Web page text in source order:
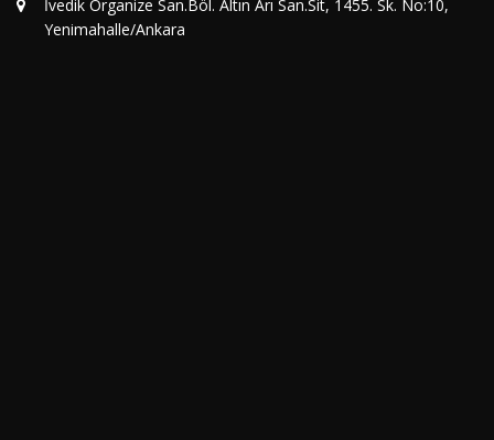
İvedik Organize San.Böl. Altın Arı San.Sit, 1455. Sk. No:10,
Yenimahalle/Ankara